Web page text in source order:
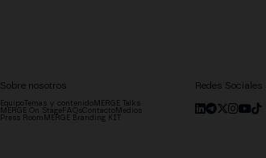
Sobre nosotros
EquipoTemas y contenidoMERGE Talks
MERGE On StageFAQsContactoMedios
Press Room MERGE Branding KIT
Redes Sociales